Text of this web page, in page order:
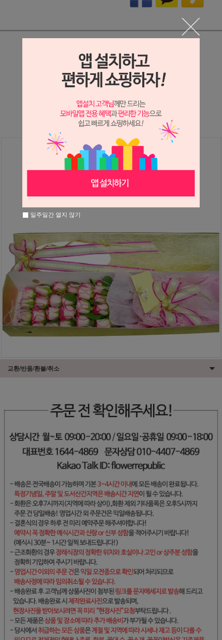
상세정보 새창 열기
상세 정보를 확대해 보실 수 있습니다.
※ 필독해주세요 ※
장미는 시세 변동에 따라 가격이 달라질 수 있으니
교환/반품/환불/취소
일주일간 열지 않기